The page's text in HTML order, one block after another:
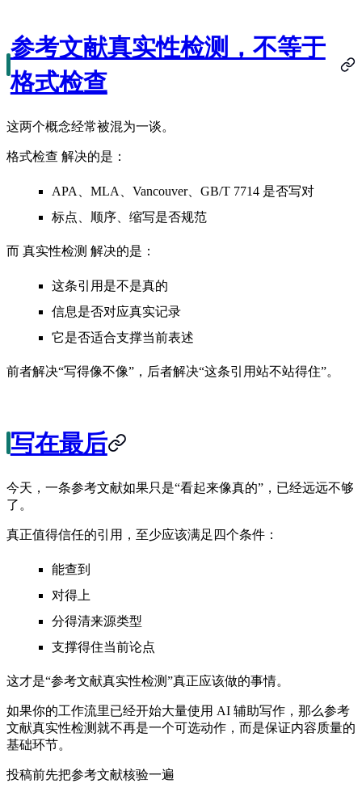
参考文献真实性检测，不等于
格式检查
这两个概念经常被混为一谈。
格式检查 解决的是：
APA、MLA、Vancouver、GB/T 7714 是否写对
标点、顺序、缩写是否规范
而 真实性检测 解决的是：
这条引用是不是真的
信息是否对应真实记录
它是否适合支撑当前表述
前者解决“写得像不像”，后者解决“这条引用站不站得住”。
写在最后
今天，一条参考文献如果只是“看起来像真的”，已经远远不够
了。
真正值得信任的引用，至少应该满足四个条件：
能查到
对得上
分得清来源类型
支撑得住当前论点
这才是“参考文献真实性检测”真正应该做的事情。
如果你的工作流里已经开始大量使用 AI 辅助写作，那么参考
文献真实性检测就不再是一个可选动作，而是保证内容质量的
基础环节。
投稿前先把参考文献核验一遍